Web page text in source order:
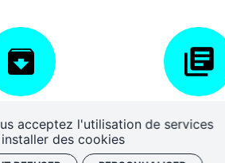
DISPOSITIFS
D'AIDES
acceptez l'utilisation de services
des cookies